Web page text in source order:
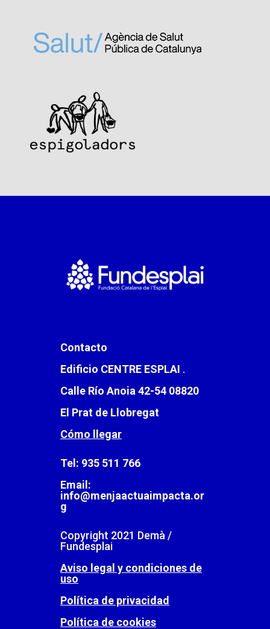
Contacto
Edificio CENTRE ESPLAI .
Calle Río Anoia 42-54 08820
El Prat de Llobregat
Cómo llegar
Tel: 935 511 766
Email:
info@menjaactuaimpacta.or
g
Copyright 2021 Demà /
Fundesplai
Aviso legal y condiciones de
uso
Política de privacidad
Política de cookies